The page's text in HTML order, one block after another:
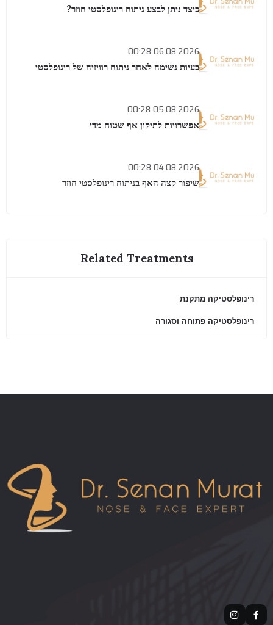
כיצד ניתן לבצע ניתוח רינופלסטי חוזר?
06.08.2026 00:28
בעיות נשימה לאחר ניתוח רוויזיה של רינופלסטי
05.08.2026 00:28
אפשרויות לתיקון אף שטוח מדי
04.08.2026 00:28
שיפור קצה האף בניתוח רינופלסטי חוזר
Related Treatments
רינופלסטיקה מתקנת
רינופלסטיקה פתוחה וסגורה